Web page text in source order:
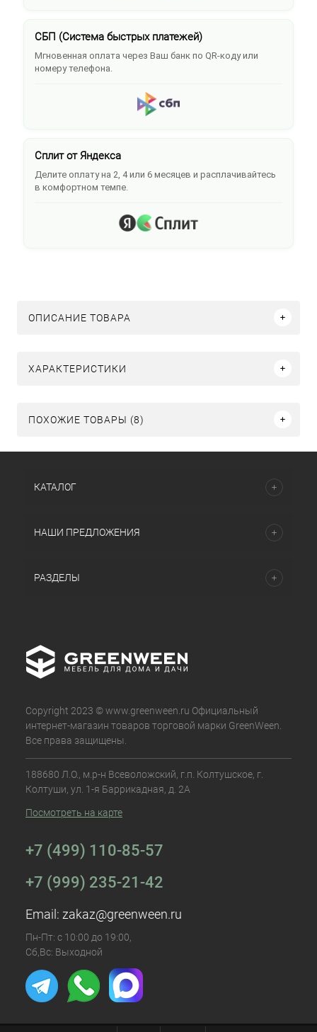
СБП (Система быстрых платежей)
Мгновенная оплата через Ваш банк по QR-коду или
номеру телефона.
Сплит от Яндекса
Делите оплату на 2, 4 или 6 месяцев и расплачивайтесь
в комфортном темпе.
ОПИСАНИЕ ТОВАРА
ХАРАКТЕРИСТИКИ
ПОХОЖИЕ ТОВАРЫ (8)
КАТАЛОГ
НАШИ ПРЕДЛОЖЕНИЯ
РАЗДЕЛЫ
Copyright 2023 © www.greenween.ru Официальный
интернет-магазин товаров торговой марки GreenWeen.
Все права защищены.
188680 Л.О., м.р-н Всеволожский, г.п. Колтушское, г.
Колтуши, ул. 1-я Баррикадная, д. 2А
Посмотреть на карте
+7 (499) 110-85-57
+7 (999) 235-21-42
Email: zakaz@greenween.ru
Пн-Пт: с 10:00 до 19:00,
Сб,Вс: Выходной